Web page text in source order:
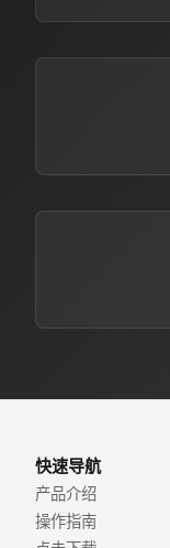
快速导航
产品介绍
操作指南